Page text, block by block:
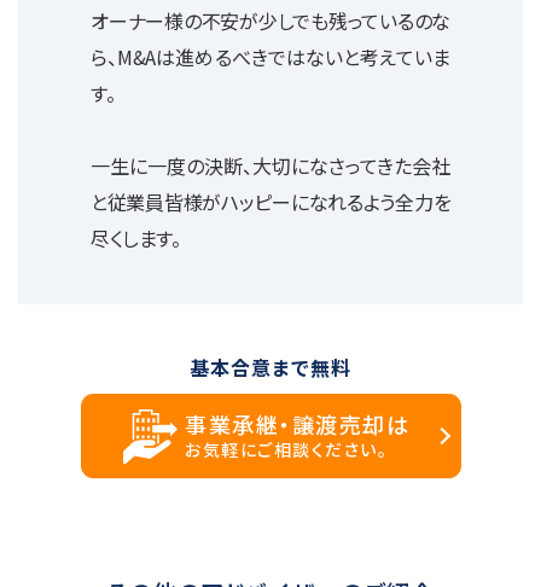
オーナー様の不安が少しでも残っているのな
ら、M&Aは進めるべきではないと考えていま
す。
一生に一度の決断、大切になさってきた会社
と従業員皆様がハッピーになれるよう全力を
尽くします。
基本合意まで無料
事業承継・譲渡売却は
お気軽にご相談ください。